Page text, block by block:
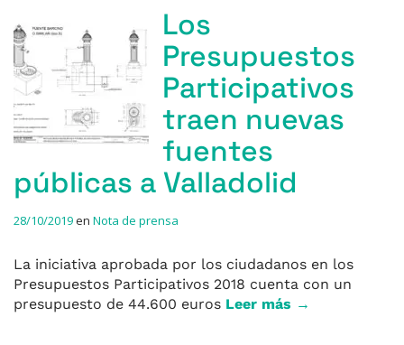
Los
Presupuestos
Participativos
traen nuevas
fuentes
públicas a Valladolid
28/10/2019en Nota de prensa
La iniciativa aprobada por los ciudadanos en los
Presupuestos Participativos 2018 cuenta con un
presupuesto de 44.600 euros Leer más →